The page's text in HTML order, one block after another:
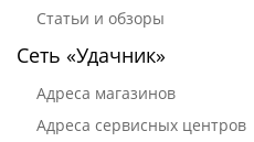
Статьи и обзоры
Сеть «Удачник»
Адреса магазинов
Адреса сервисных центров